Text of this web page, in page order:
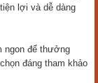
lợi và dễ dàng
ngon để thưởng
đáng tham khảo